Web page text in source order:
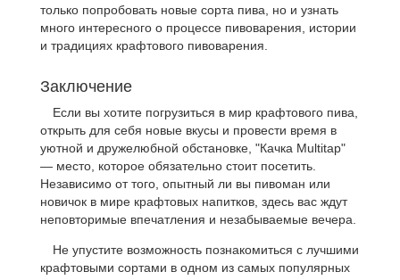
только попробовать новые сорта пива, но и узнать
много интересного о процессе пивоварения, истории
и традициях крафтового пивоварения.
Заключение
Если вы хотите погрузиться в мир крафтового пива,
открыть для себя новые вкусы и провести время в
уютной и дружелюбной обстановке, "Качка Multitap"
— место, которое обязательно стоит посетить.
Независимо от того, опытный ли вы пивоман или
новичок в мире крафтовых напитков, здесь вас ждут
неповторимые впечатления и незабываемые вечера.
Не упустите возможность познакомиться с лучшими
крафтовыми сортами в одном из самых популярных